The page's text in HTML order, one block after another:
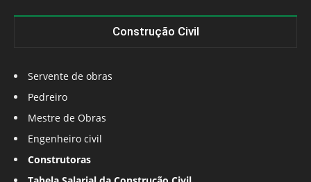
Construção Civil
Servente de obras
Pedreiro
Mestre de Obras
Engenheiro civil
Construtoras